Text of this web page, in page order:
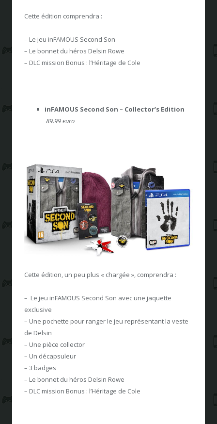
Cette édition comprendra :
– Le jeu inFAMOUS Second Son
– Le bonnet du héros Delsin Rowe
– DLC mission Bonus : l’Héritage de Cole
inFAMOUS Second Son – Collector’s Edition
89.99 euro
Cette édition, un peu plus « chargée », comprendra :
– Le jeu inFAMOUS Second Son avec une jaquette
exclusive
– Une pochette pour ranger le jeu représentant la veste
de Delsin
– Une pièce collector
– Un décapsuleur
– 3 badges
– Le bonnet du héros Delsin Rowe
– DLC mission Bonus : l’Héritage de Cole